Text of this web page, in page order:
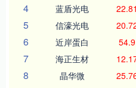
4 蓝盾光电 22.81
5 信濠光电
6 近岸蛋白 54.9
7 海正生材
8 晶华微